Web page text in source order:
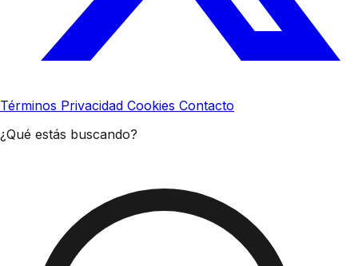
Términos Privacidad Cookies Contacto
¿Qué estás buscando?